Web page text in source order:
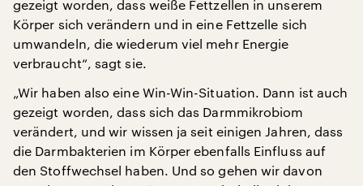
gezeigt worden, dass weiße Fettzellen in unserem
Körper sich verändern und in eine Fettzelle sich
umwandeln, die wiederum viel mehr Energie
verbraucht“, sagt sie.
„Wir haben also eine Win-Win-Situation. Dann ist auch
gezeigt worden, dass sich das Darmmikrobiom
verändert, und wir wissen ja seit einigen Jahren, dass
die Darmbakterien im Körper ebenfalls Einfluss auf
den Stoffwechsel haben. Und so gehen wir davon